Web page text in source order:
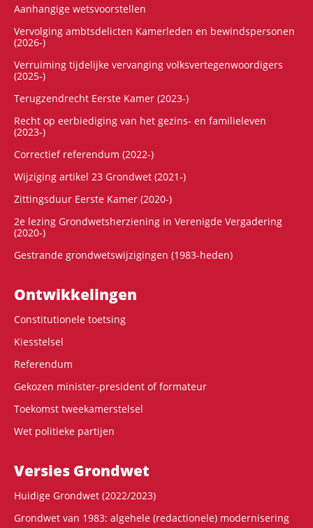
Aanhangige wetsvoorstellen
Vervolging ambtsdelicten Kamerleden en bewindspersonen
(2026-)
Verruiming tijdelijke vervanging volksvertegenwoordigers
(2025-)
Terugzendrecht Eerste Kamer (2023-)
Recht op eerbiediging van het gezins- en familieleven
(2023-)
Correctief referendum (2022-)
Wijziging artikel 23 Grondwet (2021-)
Zittingsduur Eerste Kamer (2020-)
2e lezing Grondwetsherziening in Verenigde Vergadering
(2020-)
Gestrande grondwetswijzigingen (1983-heden)
Ontwikke­lingen
Constitutionele toetsing
Kiesstelsel
Referendum
Gekozen minister-president of formateur
Toekomst tweekamerstelsel
Wet politieke partijen
Versies Grondwet
Huidige Grondwet (2022/2023)
Grondwet van 1983: algehele (redactionele) modernisering